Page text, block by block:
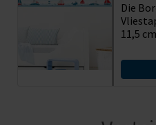
Die
11,5